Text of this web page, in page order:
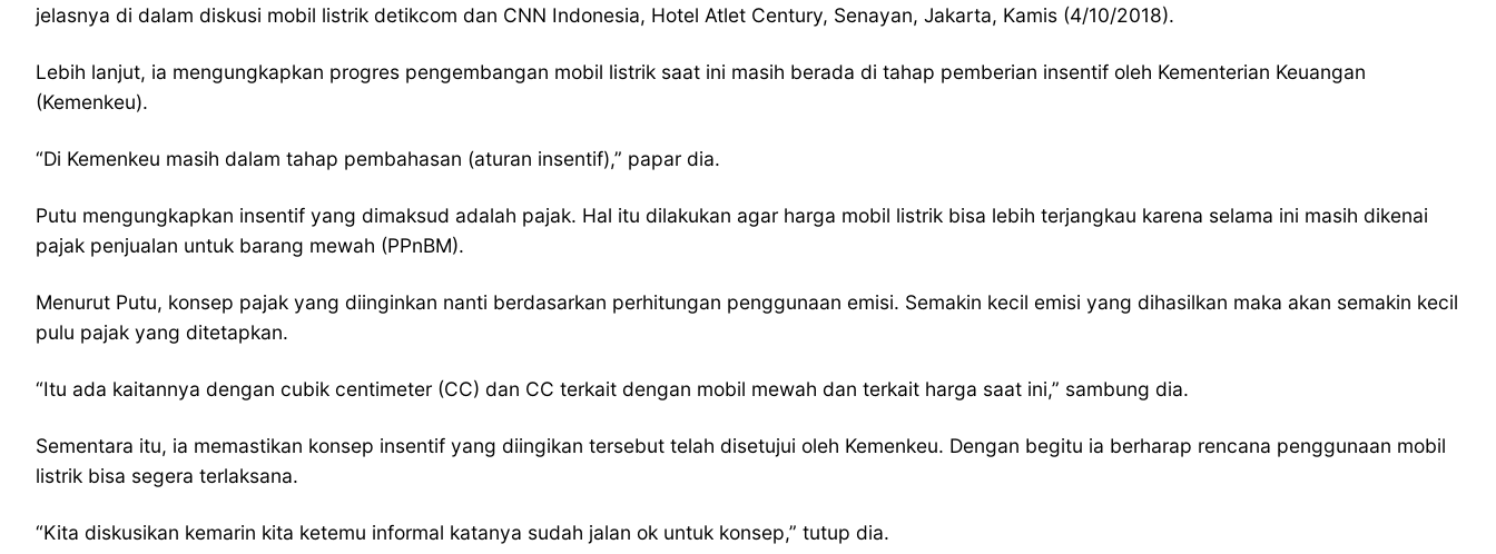
jelasnya di dalam diskusi mobil listrik detikcom dan CNN Indonesia, Hotel Atlet Century, Senayan, Jakarta, Kamis (4/10/2018).
Lebih lanjut, ia mengungkapkan progres pengembangan mobil listrik saat ini masih berada di tahap pemberian insentif oleh Kementerian Keuangan
(Kemenkeu).
“Di Kemenkeu masih dalam tahap pembahasan (aturan insentif),” papar dia.
Putu mengungkapkan insentif yang dimaksud adalah pajak. Hal itu dilakukan agar harga mobil listrik bisa lebih terjangkau karena selama ini masih dikenai
pajak penjualan untuk barang mewah (PPnBM).
Menurut Putu, konsep pajak yang diinginkan nanti berdasarkan perhitungan penggunaan emisi. Semakin kecil emisi yang dihasilkan maka akan semakin kecil
pulu pajak yang ditetapkan.
“Itu ada kaitannya dengan cubik centimeter (CC) dan CC terkait dengan mobil mewah dan terkait harga saat ini,” sambung dia.
Sementara itu, ia memastikan konsep insentif yang diingikan tersebut telah disetujui oleh Kemenkeu. Dengan begitu ia berharap rencana penggunaan mobil
listrik bisa segera terlaksana.
“Kita diskusikan kemarin kita ketemu informal katanya sudah jalan ok untuk konsep,” tutup dia.